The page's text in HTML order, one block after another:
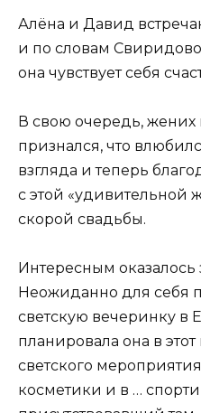
Алёна и Давид
и по словам
она чувствует себя
В свою очередь,
признался, что
взгляда и теперь
с этой «удивительной
скорой свадьбы.
Интересным оказалось
Неожиданно для себя
светскую вечеринку в
планировала она в
светского
косметики и в …